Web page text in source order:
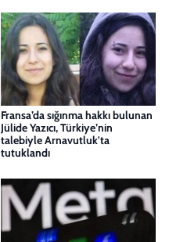
Fransa’da sığınma hakkı bulunan
Jülide Yazıcı, Türkiye’nin
talebiyle Arnavutluk'ta
tutuklandı